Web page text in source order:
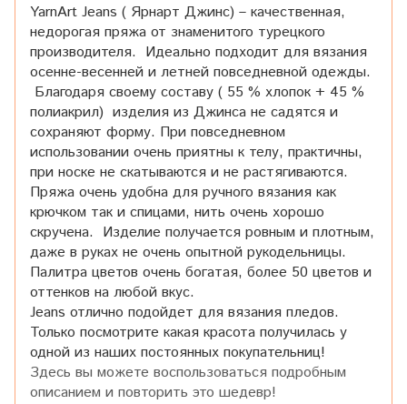
YarnArt Jeans ( Ярнарт Джинс) – качественная,
недорогая пряжа от знаменитого турецкого
производителя. Идеально подходит для вязания
осенне-весенней и летней повседневной одежды.
Благодаря своему составу ( 55 % хлопок + 45 %
полиакрил) изделия из Джинса не садятся и
сохраняют форму. При повседневном
использовании очень приятны к телу, практичны,
при носке не скатываются и не растягиваются.
Пряжа очень удобна для ручного вязания как
крючком так и спицами, нить очень хорошо
скручена. Изделие получается ровным и плотным,
даже в руках не очень опытной рукодельницы.
Палитра цветов очень богатая, более 50 цветов и
оттенков на любой вкус.
Jeans отлично подойдет для вязания пледов.
Только посмотрите какая красота получилась у
одной из наших постоянных покупательниц!
Здесь вы можете воспользоваться подробным
описанием и повторить это шедевр!